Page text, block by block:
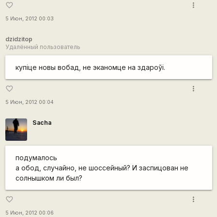
favorite_border
5 Июн, 2012 00:03
more_vert
dzidzitop
Удалённый пользователь
купіце новы вобад, не эканомце на здароўі.
favorite_border
5 Июн, 2012 00:04
more_vert
Sacha
подумалось
а обод, случайно, не шоссейный? И заспицован не
солнышком ли был?
favorite_border
5 Июн, 2012 00:06
more_vert